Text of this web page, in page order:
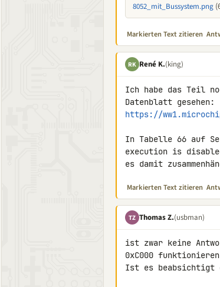
8052_mit_Bussystem.png
Markierten Text zitieren
RK René K.(king)
Ich habe das Teil
https://
In Tabelle 66 auf
execution is
es damit
Markierten Text zitieren
TZ Thomas Z.(usbman)
ist zwar keine
0xC000
Ist es beabsichtigt